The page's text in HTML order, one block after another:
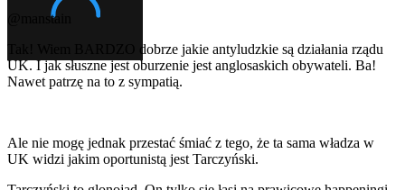
@manstain
Tak! Wiem BARDZO dobrze jakie antyludzkie są działania rządu
UK. I jak słuszne jest oburzenie jest anglosaskich obywateli. Ba!
Nawet patrzę na to z sympatią.
Ale nie mogę jednak przestać śmiać z tego, że ta sama władza w
UK widzi jakim oportunistą jest Tarczyński.